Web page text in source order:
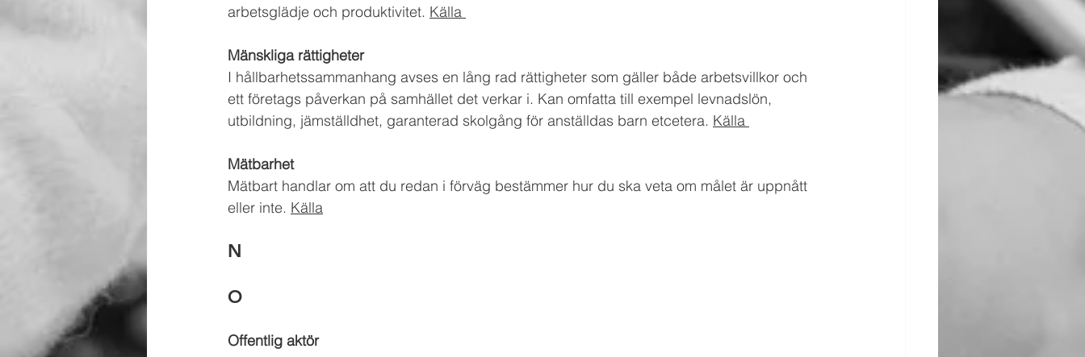
arbetsglädje och produktivitet. Källa
Mänskliga rättigheter
I hållbarhetssammanhang avses en lång rad rättigheter som gäller både arbetsvillkor och
ett företags påverkan på samhället det verkar i. Kan omfatta till exempel levnadslön,
utbildning, jämställdhet, garanterad skolgång för anställdas barn etcetera. Källa
Mätbarhet
Mätbart handlar om att du redan i förväg bestämmer hur du ska veta om målet är uppnått
eller inte. Källa
N
O
Offentlig aktör